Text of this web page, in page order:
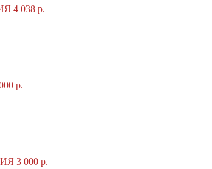
4 038 р.
р.
3 000 р.